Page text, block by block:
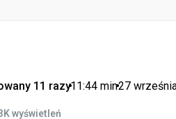
11 razy•11:44 min•27
wyświetleń